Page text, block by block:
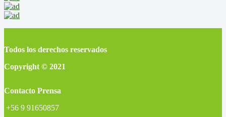
Todos los derechos reservados
Copyright © 2021
Contacto Prensa
+56 9 91650857